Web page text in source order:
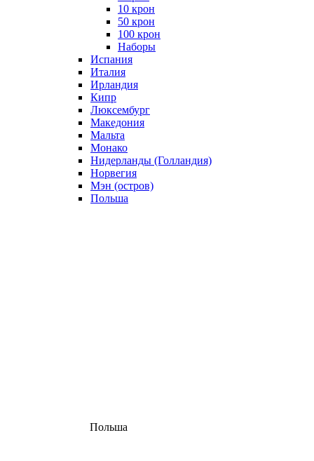
10 крон
50 крон
100 крон
Наборы
Испания
Италия
Ирландия
Кипр
Люксембург
Македония
Мальта
Монако
Нидерланды (Голландия)
Норвегия
Мэн (остров)
Польша
Польша